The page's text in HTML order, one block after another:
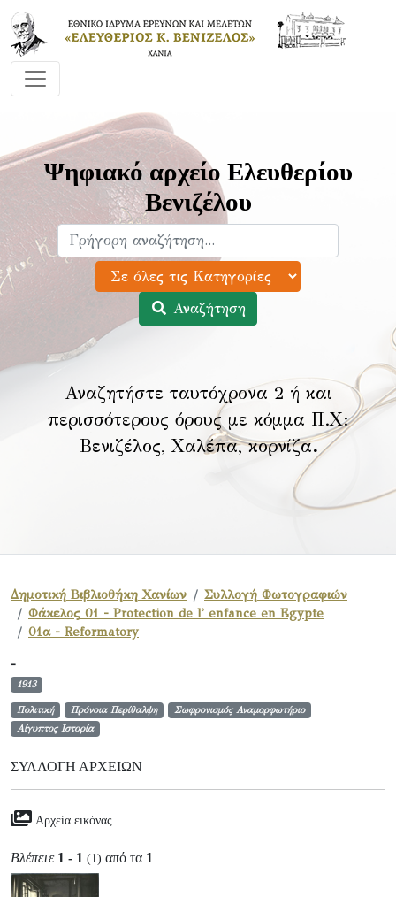
Ψηφιακό αρχείο Ελευθερίου
Βενιζέλου
Αναζήτηση
Αναζητήστε ταυτόχρονα 2 ή και
περισσότερους όρους με κόμμα Π.Χ:
Βενιζέλος, Χαλέπα, κορνίζα.
Δημοτική Βιβλιοθήκη Χανίων
Συλλογή Φωτογραφιών
Φάκελος 01 - Protection de l' enfance en Egypte
01α - Reformatory
-
1913
Πολιτική Πρόνοια Περίθαλψη
Σωφρονισμός Αναμορφωτήριο
Αίγυπτος Ιστορία
ΣΥΛΛΟΓΉ ΑΡΧΕΊΩΝ
Αρχεία εικόνας
Βλέπετε 1 - 1 (1) από τα 1